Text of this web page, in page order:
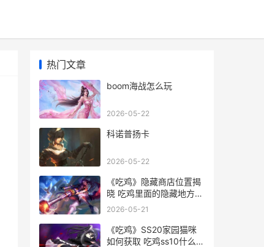
热门文章
boom海战怎么玩
2026-05-22
科诺普扬卡
2026-05-22
《吃鸡》隐藏商店位置揭
晓 吃鸡里面的隐藏地方有
哪些?
2026-05-21
《吃鸡》SS20家园猫咪
如何获取 吃鸡ss10什么时